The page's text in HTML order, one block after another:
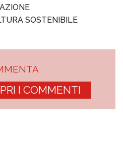
SOSTENIBILE
I COMMENTI